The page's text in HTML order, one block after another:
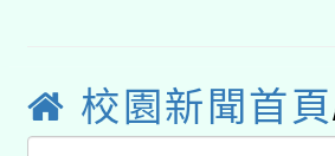
業成長研習
族教育國際
新北市政府
函轉國立臺
轉知有關國
校園新聞首頁